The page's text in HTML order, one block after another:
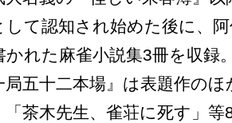
して認知され始めた後に、
かれた麻雀小説集3冊を収録
局五十二本場』は表題作の
「茶木先生、雀荘に死す」等